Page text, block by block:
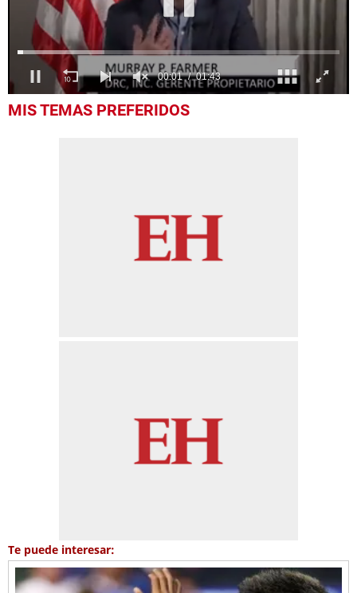
of
MIS TEMAS PREFERIDOS
Te puede interesar: